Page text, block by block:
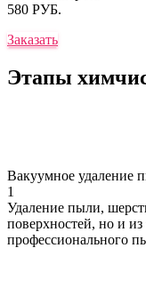
580 РУБ.
Заказать
Этапы
Вакуумное удаление
1
Удаление пыли,
поверхностей, но и
профессионального